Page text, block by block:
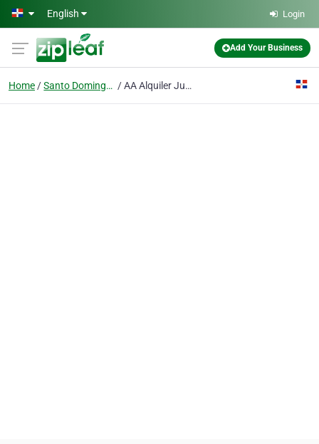
Skip to main content
English Login
Add Your Business
Home Santo Domingo, Distrito Nacional AA Alquiler Juegos Inflables (849)357-1000 Santo Domingo